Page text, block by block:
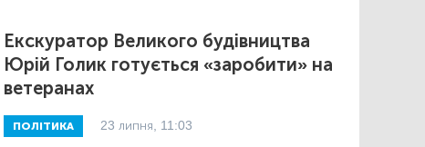
Екскуратор Великого будівництва
Юрій Голик готується «заробити» на
ветеранах
ПОЛІТИКА 23 липня, 11:03